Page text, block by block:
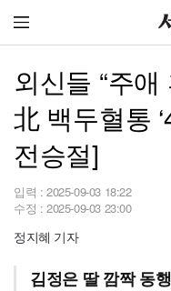
외신들 “주
北 백두혈통
전승절]
입력 : 2025-09-03 18:22
수정 : 2025-09-03 23:00
정지혜 기자
김정은 딸 깜짝 동